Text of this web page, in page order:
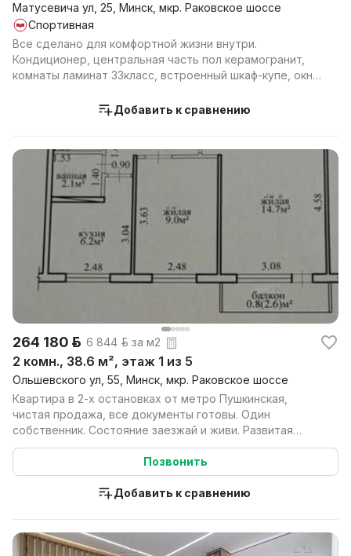
Матусевича ул, 25, Минск, мкр. Раковское шоссе
Спортивная
Все сделано для комфортной жизни внутри.
Кондиционер, центральная часть пол керамогранит,
комнаты ламинат 33класс, встроенный шкаф-купе, окна
Добавить к сравнению
264 180 р. 6 844 р. за м2
2 комн., 38.6 м², этаж 1 из 5
Ольшевского ул, 55, Минск, мкр. Раковское шоссе
Квартира в 2-х остановках от метро Пушкинская,
чистая продажа, все документы готовы. Один
собственник. Состояние заезжай и живи. Развитая
инфраструкт...
Позвонить
Добавить к сравнению